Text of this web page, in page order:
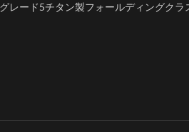
レード5チタン製フォールディングクラ